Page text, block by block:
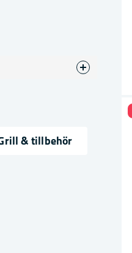
& tillbehör